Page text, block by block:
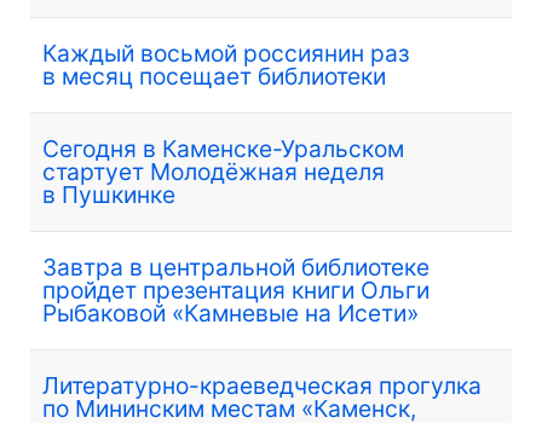
Каждый восьмой россиянин раз
в месяц посещает библиотеки
Сегодня в Каменске-Уральском
стартует Молодёжная неделя
в Пушкинке
Завтра в центральной библиотеке
пройдет презентация книги Ольги
Рыбаковой «Камневые на Исети»
Литературно-краеведческая прогулка
по Мининским местам «Каменск,